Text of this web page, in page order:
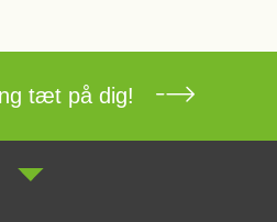
tæt på dig!